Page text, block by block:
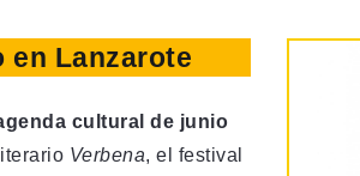
en Lanzarote
cultural de junio
Verbena, el festival